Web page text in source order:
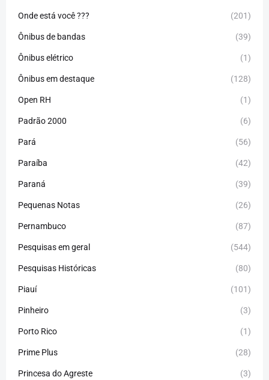
Onde está você ??? (201)
Ônibus de bandas (39)
Ônibus elétrico (1)
Ônibus em destaque (128)
Open RH (1)
Padrão 2000 (6)
Pará (56)
Paraíba (42)
Paraná (39)
Pequenas Notas (26)
Pernambuco (87)
Pesquisas em geral (544)
Pesquisas Históricas (80)
Piauí (101)
Pinheiro (3)
Porto Rico (1)
Prime Plus (28)
Princesa do Agreste (3)